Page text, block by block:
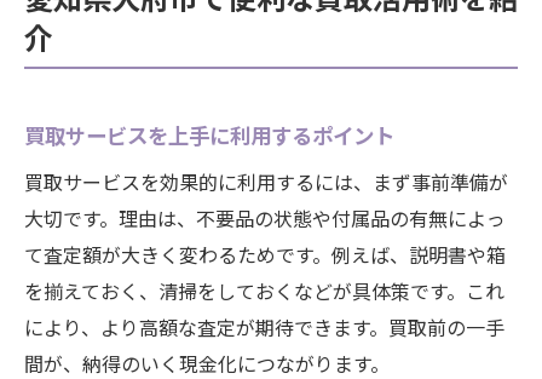
不用品現金化なら買取サービスが賢い選択
不要品の現金化は買取サービスが便利
買取でスムーズに現金化できる理由
買取サービス利用時の注意点と対策
不用品を即現金化するための流れ
納得できる買取査定の進め方
手間をかけずに買取を利用する秘訣とは
買取を手間なく利用するための工夫
介
買取サービスを上手に利用するポイント
買取サービスを効果的に利用するには、まず事前準備が
大切です。理由は、不要品の状態や付属品の有無によっ
て査定額が大きく変わるためです。例えば、説明書や箱
を揃えておく、清掃をしておくなどが具体策です。これ
により、より高額な査定が期待できます。買取前の一手
間が、納得のいく現金化につながります。